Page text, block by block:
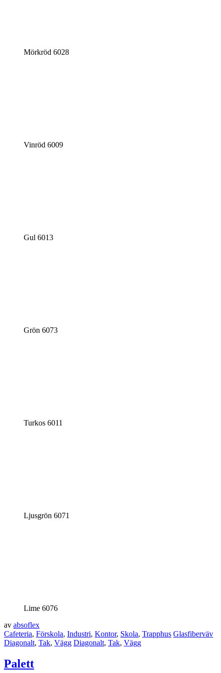
Mörkröd 6028
Vinröd 6009
Gul 6013
Grön 6073
Turkos 6011
Ljusgrön 6071
Lime 6076
av absoflex
Cafeteria, Förskola, Industri, Kontor, Skola, Trapphus Glasfiberväv
Diagonalt, Tak, Vägg Diagonalt, Tak, Vägg
Palett